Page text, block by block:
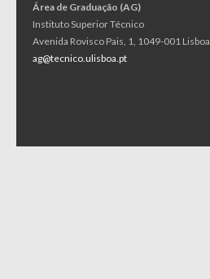
Área de Graduação (AG)
Instituto Superior Técnico
Avenida Rovisco Pais, 1, 1049-001 Lisboa
ag@tecnico.ulisboa.pt